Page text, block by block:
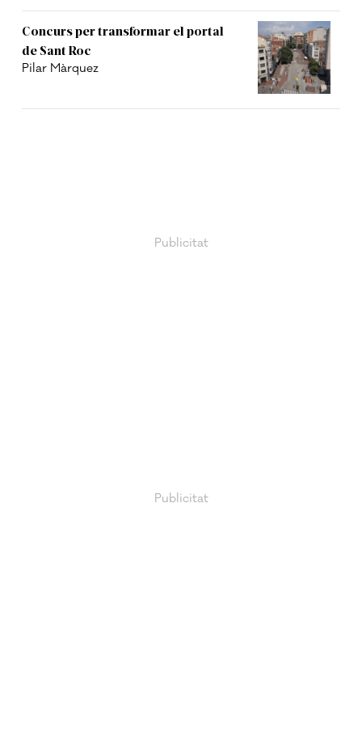
Concurs per transformar el portal
de Sant Roc
Pilar Màrquez